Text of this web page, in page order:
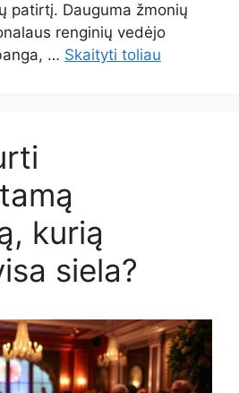
patirtį. Dauguma žmonių
renginių vedėjo
… Skaityti toliau
kurią
siela?